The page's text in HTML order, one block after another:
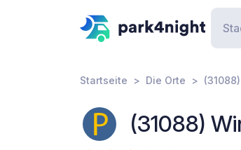
Startseite Die Orte
(31088)